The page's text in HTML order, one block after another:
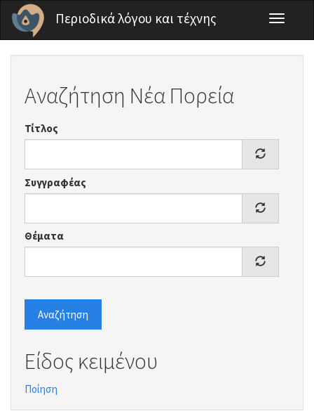
Παράκαμψη προς το κυρίως περιεχόμενο
Περιοδικά λόγου και τέχνης
Toggle
Αναζήτηση Νέα Πορεία
Τίτλος
Συγγραφέας
Θέματα
Αναζήτηση
Είδος κειμένου
Ποίηση